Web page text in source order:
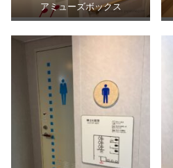
アミューズボックス